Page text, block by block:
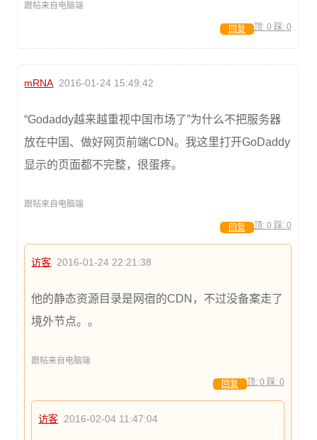
跟帖来自电脑端
顶: 0 踩: 0
回复
mRNA 2016-01-24 15:49:42
“Godaddy越来越重视中国市场了”为什么不把服务器
放在中国、做好网页前端CDN。我这里打开GoDaddy
显示的页面都不完整，很蛋疼。
跟帖来自电脑端
顶: 0 踩: 0
回复
访客 2016-01-24 22:21:38
他的静态资源目录是网宿的CDN，不过没备案走了
境外节点。。
跟帖来自电脑端
顶: 0 踩: 0
回复
访客 2016-02-04 11:47:04